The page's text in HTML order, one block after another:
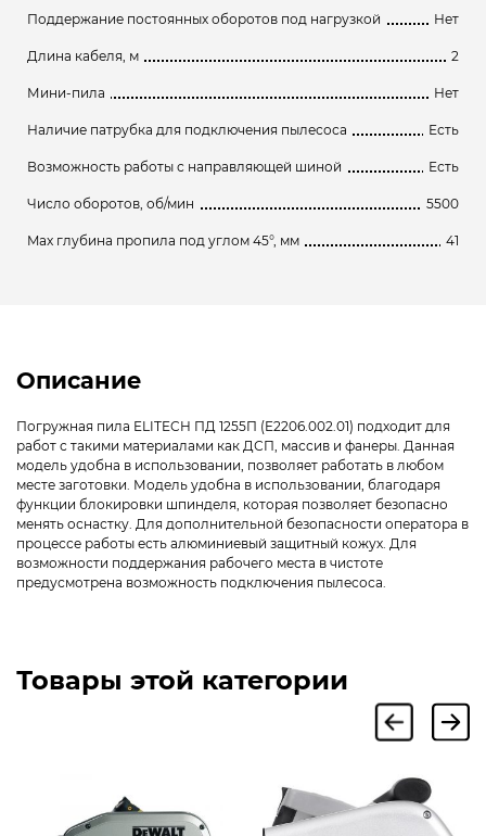
Поддержание постоянных оборотов под нагрузкой Нет
Длина кабеля, м 2
Мини-пила Нет
Наличие патрубка для подключения пылесоса Есть
Возможность работы с направляющей шиной Есть
Число оборотов, об/мин 5500
Max глубина пропила под углом 45°, мм 41
Описание
Погружная пила ELITECH ПД 1255П (E2206.002.01) подходит для
работ с такими материалами как ДСП, массив и фанеры. Данная
модель удобна в использовании, позволяет работать в любом
месте заготовки. Модель удобна в использовании, благодаря
функции блокировки шпинделя, которая позволяет безопасно
менять оснастку. Для дополнительной безопасности оператора в
процессе работы есть алюминиевый защитный кожух. Для
возможности поддержания рабочего места в чистоте
предусмотрена возможность подключения пылесоса.
Товары этой категории